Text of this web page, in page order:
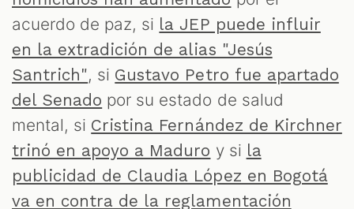
acuerdo de paz, si la JEP puede influir
en la extradición de alias "Jesús
Santrich", si Gustavo Petro fue apartado
del Senado por su estado de salud
mental, si Cristina Fernández de Kirchner
trinó en apoyo a Maduro y si la
publicidad de Claudia López en Bogotá
va en contra de la reglamentación